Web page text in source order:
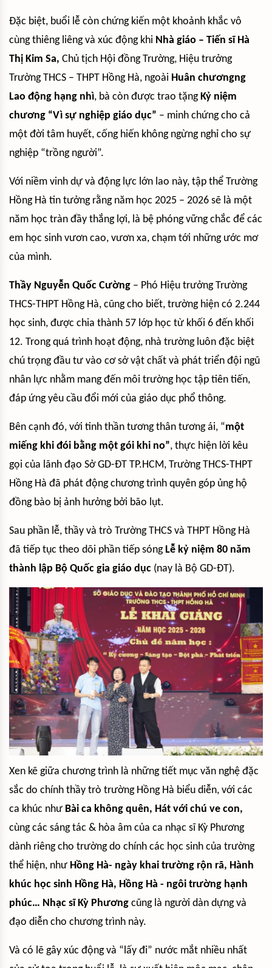
Đặc biệt, buổi lễ còn chứng kiến một khoảnh khắc vô
cùng thiêng liêng và xúc động khi Nhà giáo – Tiến sĩ Hà
Thị Kim Sa, Chủ tịch Hội đồng Trường, Hiệu trưởng
Trường THCS – THPT Hồng Hà, ngoài Huân chươngng
Lao động hạng nhì, bà còn được trao tặngKỷ niệm
chương “Vì sự nghiệp giáo dục” – minh chứng cho cả
một đời tâm huyết, cống hiến không ngừng nghỉ cho sự
nghiệp “trồng người”.
Với niềm vinh dự và động lực lớn lao này, tập thể Trường
Hồng Hà tin tưởng rằng năm học 2025 – 2026 sẽ là một
năm học tràn đầy thắng lợi, là bệ phóng vững chắc để các
em học sinh vươn cao, vươn xa, chạm tới những ước mơ
của mình.
Thầy Nguyễn Quốc Cường – Phó Hiệu trưởng Trường
THCS-THPT Hồng Hà, cũng cho biết, trường hiện có 2.244
học sinh, được chia thành 57 lớp học từ khối 6 đến khối
12. Trong quá trình hoạt động, nhà trường luôn đặc biệt
chú trọng đầu tư vào cơ sở vật chất và phát triển đội ngũ
nhân lực nhằm mang đến môi trường học tập tiên tiến,
đáp ứng yêu cầu đổi mới của giáo dục phổ thông.
Bên cạnh đó, với tinh thần tương thân tương ái, “một
miếng khi đói bằng một gói khi no”, thực hiện lời kêu
gọi của lãnh đạo Sở GD-ĐT TP.HCM, Trường THCS-THPT
Hồng Hà đã phát động chương trình quyên góp ủng hộ
đồng bào bị ảnh hưởng bởi bão lụt.
Sau phần lễ, thầy và trò Trường THCS và THPT Hồng Hà
đã tiếp tục theo dõi phần tiếp sóng Lễ kỷ niệm 80 năm
thành lập Bộ Quốc gia giáo dục (nay là Bộ GD-ĐT).
Xen kẽ giữa chương trình là những tiết mục văn nghệ đặc
sắc do chính thầy trò trường Hồng Hà biểu diễn, với các
ca khúc như Bài ca không quên, Hát với chú ve con,
cùng các sáng tác & hòa âm của ca nhạc sĩ Kỳ Phương
dành riêng cho trường do chính các học sinh của trường
thể hiện, như Hồng Hà- ngày khai trường rộn rã, Hành
khúc học sinh Hồng Hà, Hồng Hà - ngôi trường hạnh
phúc… Nhạc sĩ Kỳ Phương cũng là người dàn dựng và
đạo diễn cho chương trình này.
Và có lẽ gây xúc động và “lấy đi” nước mắt nhiều nhất